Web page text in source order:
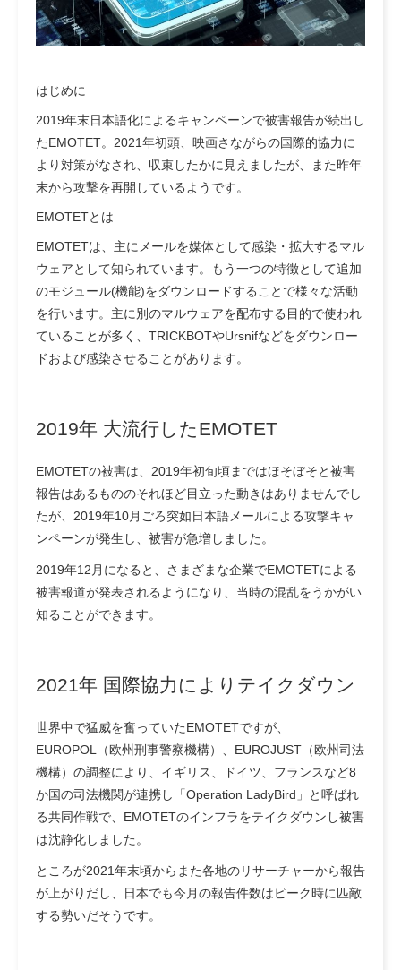
はじめに
2019年末日本語化によるキャンペーンで被害報告が続出し
たEMOTET。2021年初頭、映画さながらの国際的協力に
より対策がなされ、収束したかに見えましたが、また昨年
末から攻撃を再開しているようです。
EMOTETとは
EMOTETは、主にメールを媒体として感染・拡大するマル
ウェアとして知られています。もう一つの特徴として追加
のモジュール(機能)をダウンロードすることで様々な活動
を行います。主に別のマルウェアを配布する目的で使われ
ていることが多く、TRICKBOTやUrsnifなどをダウンロー
ドおよび感染させることがあります。
2019年 大流行したEMOTET
EMOTETの被害は、2019年初旬頃まではほそぼそと被害
報告はあるもののそれほど目立った動きはありませんでし
たが、2019年10月ごろ突如日本語メールによる攻撃キャ
ンペーンが発生し、被害が急増しました。
2019年12月になると、さまざまな企業でEMOTETによる
被害報道が発表されるようになり、当時の混乱をうかがい
知ることができます。
2021年 国際協力によりテイクダウン
世界中で猛威を奮っていたEMOTETですが、
EUROPOL（欧州刑事警察機構）、EUROJUST（欧州司法
機構）の調整により、イギリス、ドイツ、フランスなど8
か国の司法機関が連携し「Operation LadyBird」と呼ばれ
る共同作戦で、EMOTETのインフラをテイクダウンし被害
は沈静化しました。
ところが2021年末頃からまた各地のリサーチャーから報告
が上がりだし、日本でも今月の報告件数はピーク時に匹敵
する勢いだそうです。